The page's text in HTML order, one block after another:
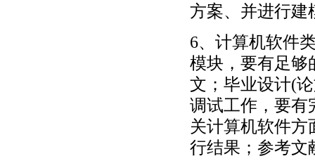
方案、并进行建
6、计算机软件
模块，要有足够
文；毕业设计(
调试工作，要有
关计算机软件
行结果；参考文